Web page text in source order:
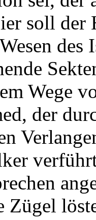
soll der
des
Wege
der
Zügel